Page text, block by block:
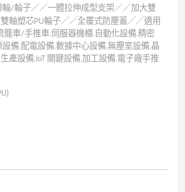
輪/輪子／／一體拉伸成型支架／／加大雙
軸塑芯PU輪子／／全覆式防塵蓋／／適用
籠車/手推車.伺服器機櫃.自動化設備.精密
備.配電設備.數據中心設備.無塵室設備.晶
產設備.IoT 關鍵設備.加工設備.電子廠手推